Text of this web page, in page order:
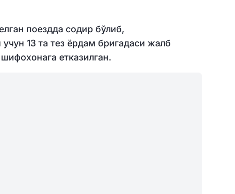
поездда содир бўлиб,
13 та тез ёрдам бригадаси жалб
етказилган.